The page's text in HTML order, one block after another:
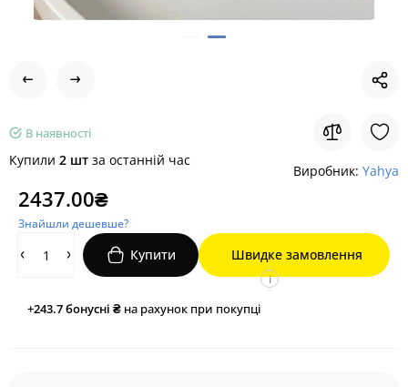
В наявності
Купили 2 шт за останній час
Виробник: Yahya
2437.00₴
Знайшли дешевше?
Купити Швидке замовлення
+243.7бонусні ₴ на рахунок при покупці
i